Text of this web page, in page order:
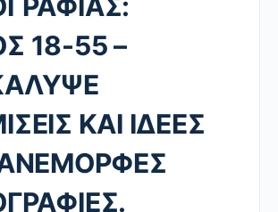
18-55 –
ΚΑΙ ΙΔΕΕΣ